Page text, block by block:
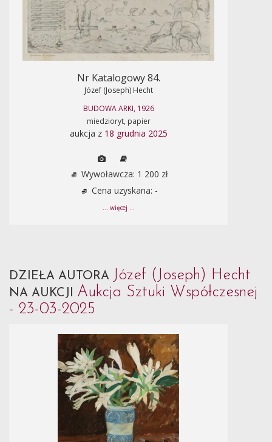
Nr Katalogowy 84.
Józef (Joseph) Hecht
BUDOWA ARKI, 1926
miedzioryt, papier
aukcja z 18 grudnia 2025
Wywoławcza: 1 200 zł
Cena uzyskana: -
... więcej ...
DZIEŁA AUTORA Józef (Joseph) Hecht
NA AUKCJI Aukcja Sztuki Współczesnej
- 23-03-2025